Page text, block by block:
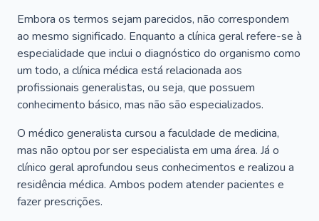
Embora os termos sejam parecidos, não correspondem
ao mesmo significado. Enquanto a clínica geral refere-se à
especialidade que inclui o diagnóstico do organismo como
um todo, a clínica médica está relacionada aos
profissionais generalistas, ou seja, que possuem
conhecimento básico, mas não são especializados.
O médico generalista cursou a faculdade de medicina,
mas não optou por ser especialista em uma área. Já o
clínico geral aprofundou seus conhecimentos e realizou a
residência médica. Ambos podem atender pacientes e
fazer prescrições.